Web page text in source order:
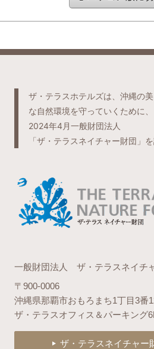
ザ・テラスホテルズは、沖縄の
な自然環境を守っていくために、
2024年4月一般財団法人
「ザ・テラスネイチャー財団」
一般財団法人 ザ・テラスネイチ
〒900-0006
沖縄県那覇市おもろまち1丁目3番
ザ・テラスオフィス＆パーキング
ザ・テラスネイチャー